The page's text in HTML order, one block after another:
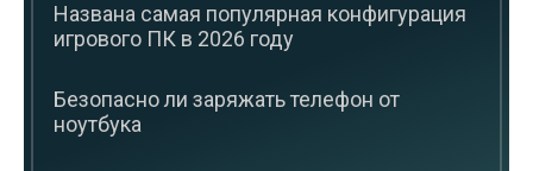
Названа самая популярная конфигурация
игрового ПК в 2026 году
Безопасно ли заряжать телефон от
ноутбука